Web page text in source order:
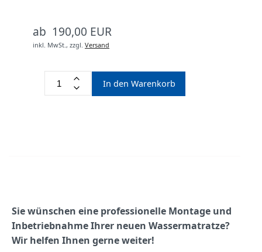
ab 190,00 EUR
inkl. MwSt., zzgl. Versand
In den Warenkorb
Sie wünschen eine professionelle Montage und
Inbetriebnahme Ihrer neuen Wassermatratze?
Wir helfen Ihnen gerne weiter!